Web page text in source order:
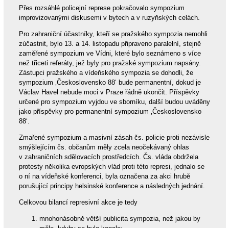
Přes rozsáhlé policejní represe pokračovalo sympozium
improvizovanými diskusemi v bytech a v ruzyňských celách.
Pro zahraniční účastníky, kteří se pražského sympozia nemohli
zúčastnit, bylo 13. a 14. listopadu připraveno paralelní, stejně
zaměřené sympozium ve Vídni, které bylo seznámeno s více
než třiceti referáty, jež byly pro pražské sympozium napsány.
Zástupci pražského a vídeňského sympozia se dohodli, že
sympozium ‚Československo 88‘ bude permanentní, dokud je
Václav Havel nebude moci v Praze řádně ukončit. Příspěvky
určené pro sympozium vyjdou ve sborníku, další budou uváděny
jako příspěvky pro permanentní sympozium ‚Československo
88‘.
Zmařené sympozium a masivní zásah čs. policie proti nezávisle
smýšlejícím čs. občanům měly zcela neočekávaný ohlas
v zahraničních sdělovacích prostředcích. Čs. vláda obdržela
protesty několika evropských vlád proti této represi, jednalo se
o ní na vídeňské konferenci, byla označena za akci hrubě
porušující principy helsinské konference a následných jednání.
Celkovou bilancí represivní akce je tedy
mnohonásobně větší publicita sympozia, než jakou by